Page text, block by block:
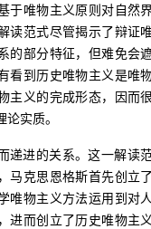
于唯物主义原则对自然
读范式尽管揭示了辩证
的部分特征，但难免会
看到历史唯物主义是唯
主义的完成形态，因而
实质。
递进的关系。这一解读
马克思恩格斯首先创立
唯物主义方法运用到对
进而创立了历史唯物主